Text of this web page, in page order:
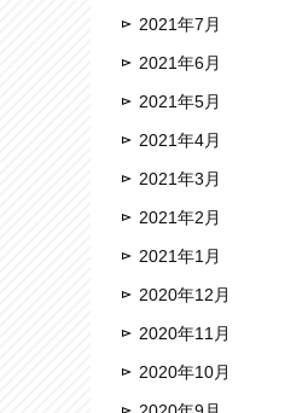
2021年7月
2021年6月
2021年5月
2021年4月
2021年3月
2021年2月
2021年1月
2020年12月
2020年11月
2020年10月